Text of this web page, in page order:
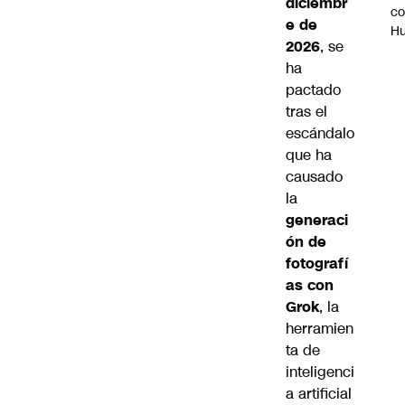
e de
2026, se
ha
pactado
tras el
escándalo
que ha
causado
la
generaci
ón de
fotografí
as con
Grok, la
herramien
ta de
inteligenci
a artificial